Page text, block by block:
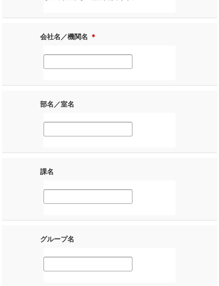
会社名／機関名 ＊
部名／室名
課名
グループ名